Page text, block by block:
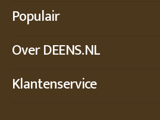
Populair
Over DEENS.NL
Klantenservice